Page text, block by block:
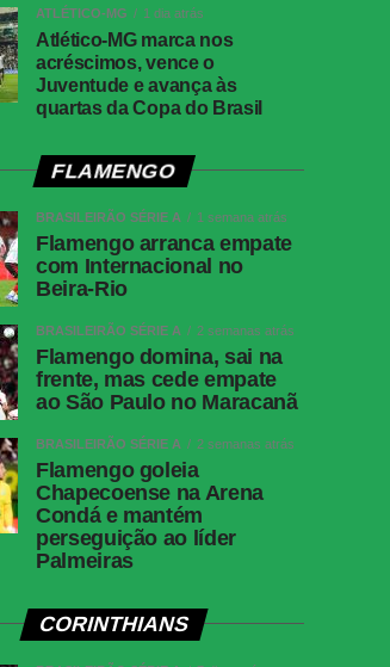
ATLÉTICO-MG 1 dia atrás
Atlético-MG marca nos
acréscimos, vence o
Juventude e avança às
quartas da Copa do Brasil
FLAMENGO
BRASILEIRÃO SÉRIE A 1 semana atrás
Flamengo arranca empate
com Internacional no
Beira-Rio
BRASILEIRÃO SÉRIE A 2 semanas atrás
Flamengo domina, sai na
frente, mas cede empate
ao São Paulo no Maracanã
BRASILEIRÃO SÉRIE A 2 semanas atrás
Flamengo goleia
Chapecoense na Arena
Condá e mantém
perseguição ao líder
Palmeiras
CORINTHIANS